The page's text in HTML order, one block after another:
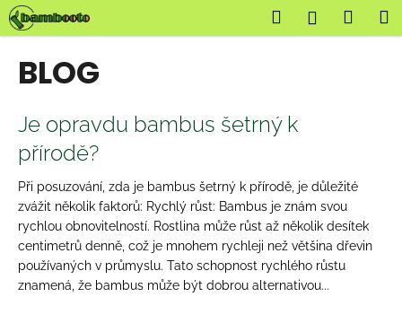
Přejít
na
obsah
HledatPřihlášení
BLOG
V
ý
p
i
s
č
l
á
Je opravdu bambus šetrný k
přírodě?
Při posuzování, zda je bambus šetrný k přírodě, je důležité
zvážit několik faktorů: Rychlý růst: Bambus je znám svou
rychlou obnovitelností. Rostlina může růst až několik desítek
centimetrů denně, což je mnohem rychleji než většina dřevin
používaných v průmyslu. Tato schopnost rychlého růstu
znamená, že bambus může být dobrou alternativou...
K
o
o
p
o
t
ř
e
b
u